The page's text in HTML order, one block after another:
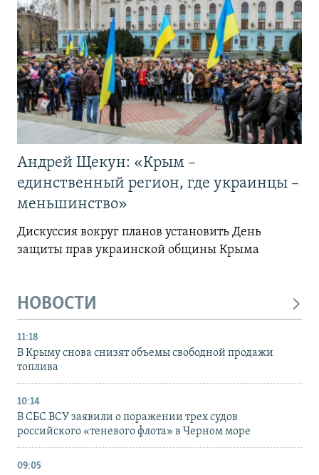
Андрей Щекун: «Крым –
единственный регион, где украинцы –
меньшинство»
Дискуссия вокруг планов установить День
защиты прав украинской общины Крыма
НОВОСТИ
11:18
В Крыму снова снизят объемы свободной продажи
топлива
10:14
В СБС ВСУ заявили о поражении трех судов
российского «теневого флота» в Черном море
09:05